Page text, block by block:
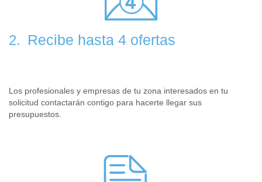
2. Recibe hasta 4 ofertas
Los profesionales y empresas de tu zona interesados en tu
solicitud contactarán contigo para hacerte llegar sus
presupuestos.